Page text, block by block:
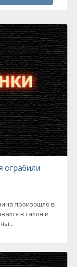
ограбили
произошло в
в салон и